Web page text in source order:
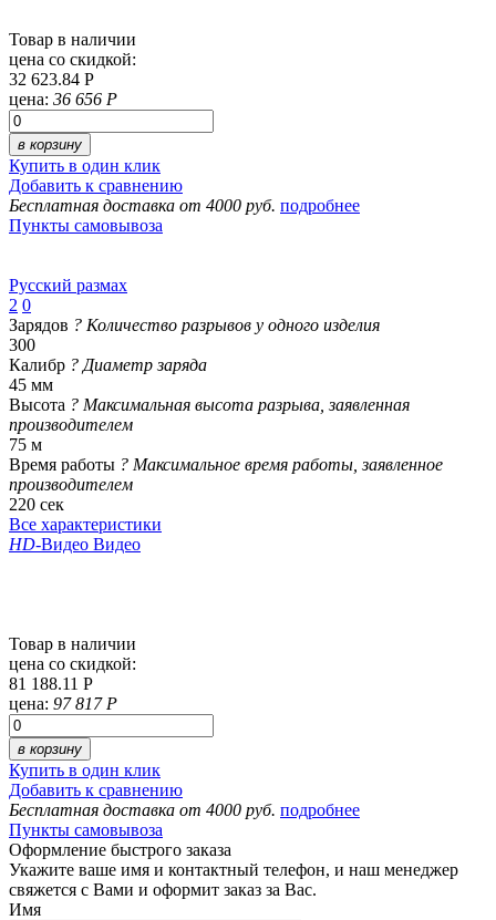
Товар в наличии
цена со скидкой:
32 623.84 Р
цена: 36 656 Р
в корзину
Купить в один клик
Добавить к сравнению
Бесплатная доставка от 4000 руб. подробнее
Пункты самовывоза
Русский размах
2 0
Зарядов ? Количество разрывов у одного изделия
300
Калибр ? Диаметр заряда
45 мм
Высота ? Максимальная высота разрыва, заявленная
производителем
75 м
Время работы ? Максимальное время работы, заявленное
производителем
220 сек
Все характеристики
HD-Видео Видео
Товар в наличии
цена со скидкой:
81 188.11 Р
цена: 97 817 Р
в корзину
Купить в один клик
Добавить к сравнению
Бесплатная доставка от 4000 руб. подробнее
Пункты самовывоза
Оформление быстрого заказа
Укажите ваше имя и контактный телефон, и наш менеджер
свяжется с Вами и оформит заказ за Вас.
Имя